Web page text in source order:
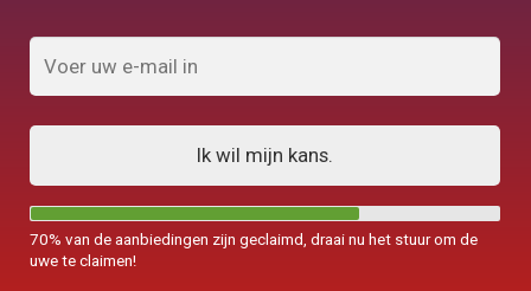
Ik wil mijn kans.
70% van de aanbiedingen zijn geclaimd, draai nu het stuur om de
uwe te claimen!